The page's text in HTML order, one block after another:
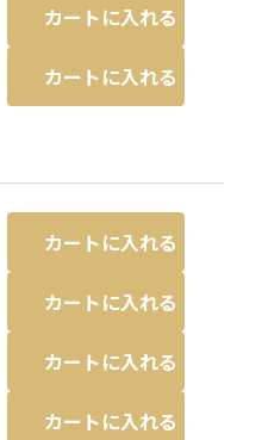
カートに入れる
カートに入れる
カートに入れる
カートに入れる
カートに入れる
カートに入れる